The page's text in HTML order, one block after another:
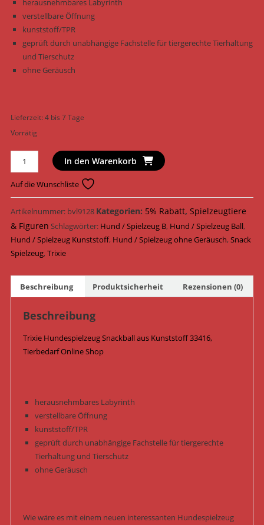
herausnehmbares Labyrinth
verstellbare Öffnung
kunststoff/TPR
geprüft durch unabhängige Fachstelle für tiergerechte Tierhaltung
und Tierschutz
ohne Geräusch
Lieferzeit:4 bis 7 Tage
Vorrätig
Trixie
Hundespielzeug
Snackball
Kunststoff
ø
14
cm
33416
Blau
Menge
In den Warenkorb
Auf die Wunschliste
Artikelnummer: bvl9128 Kategorien: 5% Rabatt, Spielzeugtiere
& Figuren Schlagwörter: Hund / Spielzeug B, Hund / Spielzeug Ball,
Hund / Spielzeug Kunststoff, Hund / Spielzeug ohne Geräusch,Snack
Spielzeug,Trixie
Beschreibung Produktsicherheit Rezensionen (0)
Beschreibung
Trixie Hundespielzeug Snackball aus Kunststoff 33416,
Tierbedarf Online Shop
herausnehmbares Labyrinth
verstellbare Öffnung
kunststoff/TPR
geprüft durch unabhängige Fachstelle für tiergerechte
Tierhaltung und Tierschutz
ohne Geräusch
Wie wäre es mit einem neuen interessanten Hundespielzeug